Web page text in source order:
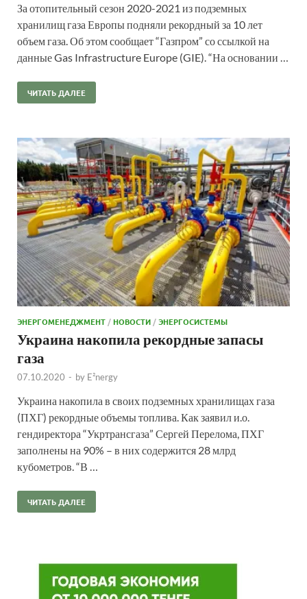
За отопительный сезон 2020-2021 из подземных
хранилищ газа Европы подняли рекордный за 10 лет
объем газа. Об этом сообщает “Газпром” со ссылкой на
данные Gas Infrastructure Europe (GIE). “На основании …
ЧИТАТЬ ДАЛЕЕ
ЭНЕРГОМЕНЕДЖМЕНТ /НОВОСТИ /ЭНЕРГОСИСТЕМЫ
Украина накопила рекордные запасы
газа
07.10.2020 - by E²nergy
Украина накопила в своих подземных хранилищах газа
(ПХГ) рекордные объемы топлива. Как заявил и.о.
гендиректора “Укртрансгаза” Сергей Перелома, ПХГ
заполнены на 90% – в них содержится 28 млрд
кубометров. “В …
ЧИТАТЬ ДАЛЕЕ